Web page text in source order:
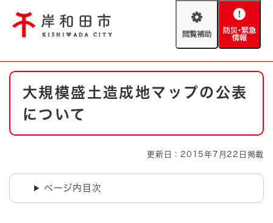
閲
助
防
緊
情
やさしい日本語
防災・緊急情報 救急・消防
ハザードマップ
本
大規模盛土造成地マップの公表
について
更新日：2015年7月22日掲載
ページ内目次